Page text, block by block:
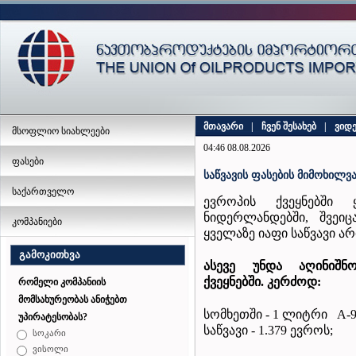
მსოფლიო სიახლეები
ფასები
საქართველო
კომპანიები
გამოკითხვა
რომელი კომპანიის
მომსახურეობას ანიჭებთ
უპირატესობას?
სოკარი
ვისოლი
მთავარი ჩვენ შესახებ
04:46 08.08.2026
საწვავის ფასების
ევროპის
ნიდერლანდებში,
ყველაზე იაფი საწვავი
ასევე უნდა
ქვეყნებში. კერძოდ:
სომხეთში - 1 ლიტრი A-
საწვავი - 1.379 ევროს;